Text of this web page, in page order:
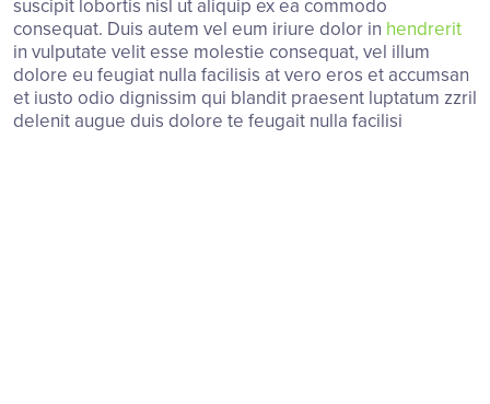
consequat. Duis autem vel eum iriure dolor in hendrerit
in vulputate velit esse molestie consequat, vel illum
dolore eu feugiat nulla facilisis at vero eros et accumsan
et iusto odio dignissim qui blandit praesent luptatum zzril
delenit augue duis dolore te feugait nulla facilisi